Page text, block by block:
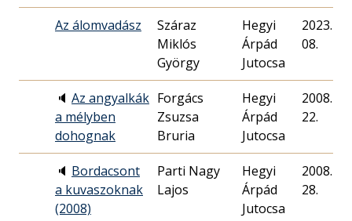
Az álomvadász
Száraz
Miklós
György
Hegyi
Árpád
Jutocsa
2023. 01.
08.
🔈 Az angyalkák
a mélyben
dohognak
Forgács
Zsuzsa
Bruria
Hegyi
Árpád
Jutocsa
2008. 06.
22.
🔈 Bordacsont
a kuvaszoknak
(2008)
Parti Nagy
Lajos
Hegyi
Árpád
Jutocsa
2008. 09.
28.